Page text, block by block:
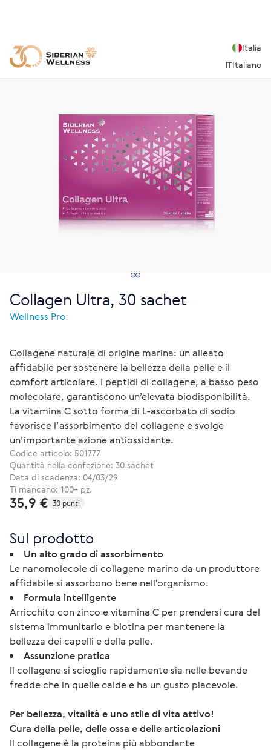
Italia
ITItaliano
Collagen Ultra, 30 sachet
Wellness Pro
Collagene naturale di origine marina: un alleato
affidabile per sostenere la bellezza della pelle e il
comfort articolare. I peptidi di collagene, a basso peso
molecolare, garantiscono un’elevata biodisponibilità.
La vitamina C sotto forma di L-ascorbato di sodio
favorisce l’assorbimento del collagene e svolge
un’importante azione antiossidante.
Codice articolo: 501777
Quantità nella confezione: 30 sachet
Data di scadenza: 04/03/29
Ti mancano: 100+ pz.
35,9 € 30 punti
Sul prodotto
Un alto grado di assorbimento
Le nanomolecole di collagene marino da un produttore
affidabile si assorbono bene nell'organismo.
Formula intelligente
Arricchito con zinco e vitamina C per prendersi cura del
sistema immunitario e biotina per mantenere la
bellezza dei capelli e della pelle.
Assunzione pratica
Il collagene si scioglie rapidamente sia nelle bevande
fredde che in quelle calde e ha un gusto piacevole.
Per bellezza, vitalità e uno stile di vita attivo!
Cura della pelle, delle ossa e delle articolazioni
Il collagene è la proteina più abbondante